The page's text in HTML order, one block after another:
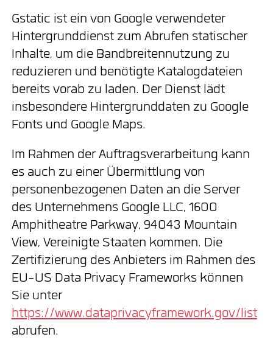
Gstatic ist ein von Google verwendeter
Hintergrunddienst zum Abrufen statischer
Inhalte, um die Bandbreitennutzung zu
reduzieren und benötigte Katalogdateien
bereits vorab zu laden. Der Dienst lädt
insbesondere Hintergrunddaten zu Google
Fonts und Google Maps.
Im Rahmen der Auftragsverarbeitung kann
es auch zu einer Übermittlung von
personenbezogenen Daten an die Server
des Unternehmens Google LLC, 1600
Amphitheatre Parkway, 94043 Mountain
View, Vereinigte Staaten kommen. Die
Zertifizierung des Anbieters im Rahmen des
EU-US Data Privacy Frameworks können
Sie unter
https://www.dataprivacyframework.gov/list
abrufen.